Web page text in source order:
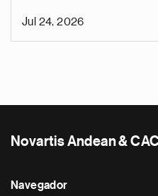
Jul 24, 2026
Novartis Andean &
Navegador